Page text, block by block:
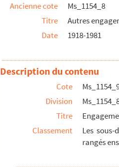
Ancienne cote
Ms_1154_8
Titre
Autres
Date
1918-1981
Description du contenu
Cote
Division
Titre
Classement
Les
rangés